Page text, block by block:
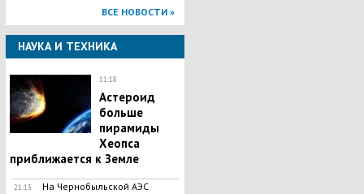
ВСЕ НОВОСТИ »
НАУКА И ТЕХНИКА
11:18
Астероид
больше
пирамиды
Хеопса
приближается к Земле
21:13
На Чернобыльской АЭС